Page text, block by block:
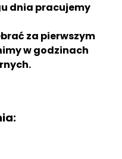
dnia pracujemy
za pierwszym
w godzinach